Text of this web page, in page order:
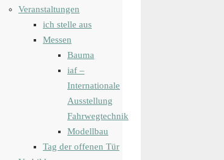
Veranstaltungen
ich stelle aus
Messen
Bauma
iaf –
Internationale
Ausstellung
Fahrwegtechnik
Modellbau
Tag der offenen Tür